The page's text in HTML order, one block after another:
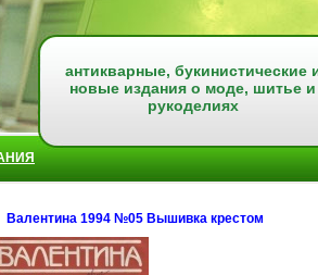
антикварные, букинистические
новые издания о моде, шитье и
рукоделиях
Валентина 1994 №05 Вышивка крестом